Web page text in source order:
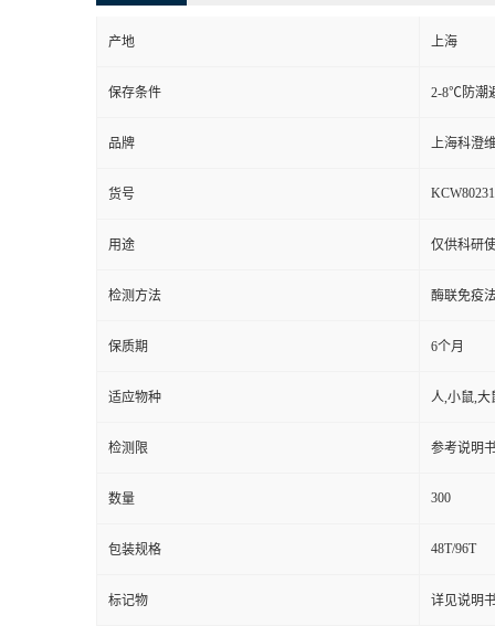
产地 上海
保存条件 2-8℃防潮
品牌 上海科澄
货号 KCW80231
用途 仅供科研
检测方法 酶联免疫
保质期 6个月
适应物种 人,小鼠,大
检测限 参考说明
数量 300
包装规格 48T/96T
标记物 详见说明